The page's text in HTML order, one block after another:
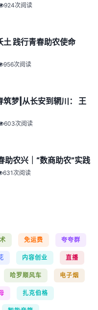
924次阅读
土 践行青春助农使命
956次阅读
筑梦|从长安到辋川： 王
603次阅读
助农兴｜“数商助农”实践
631次阅读
免运费 夸夸群
内容创业 直播
哈罗顺风车 电子烟
扎克伯格